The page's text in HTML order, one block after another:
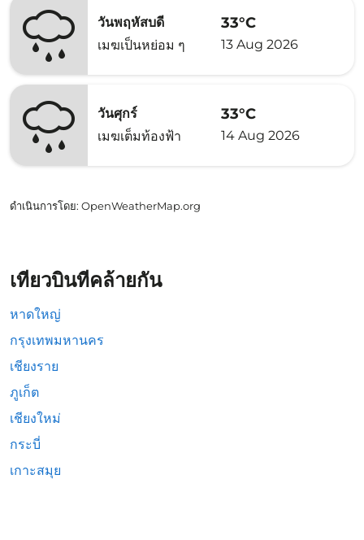
วันพฤหัสบดี
เมฆเป็นหย่อม ๆ
33°C
13 Aug 2026
วันศุกร์
เมฆเต็มท้องฟ้า
33°C
14 Aug 2026
ดำเนินการโดย: OpenWeatherMap.org
เที่ยวบินที่คล้ายกัน
หาดใหญ่
กรุงเทพมหานคร
เชียงราย
ภูเก็ต
เชียงใหม่
กระบี่
เกาะสมุย